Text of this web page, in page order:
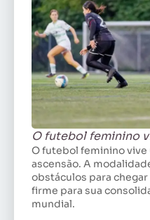
O futebol feminino
O futebol feminino
ascensão. A
obstáculos para
firme para sua
mundial.